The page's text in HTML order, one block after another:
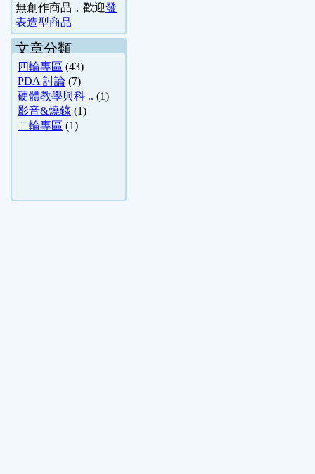
無創作商品，歡迎發
表造型商品
文章分類
四輪專區 (43)
PDA 討論 (7)
硬體教學與科 .. (1)
影音&燒錄 (1)
二輪專區 (1)